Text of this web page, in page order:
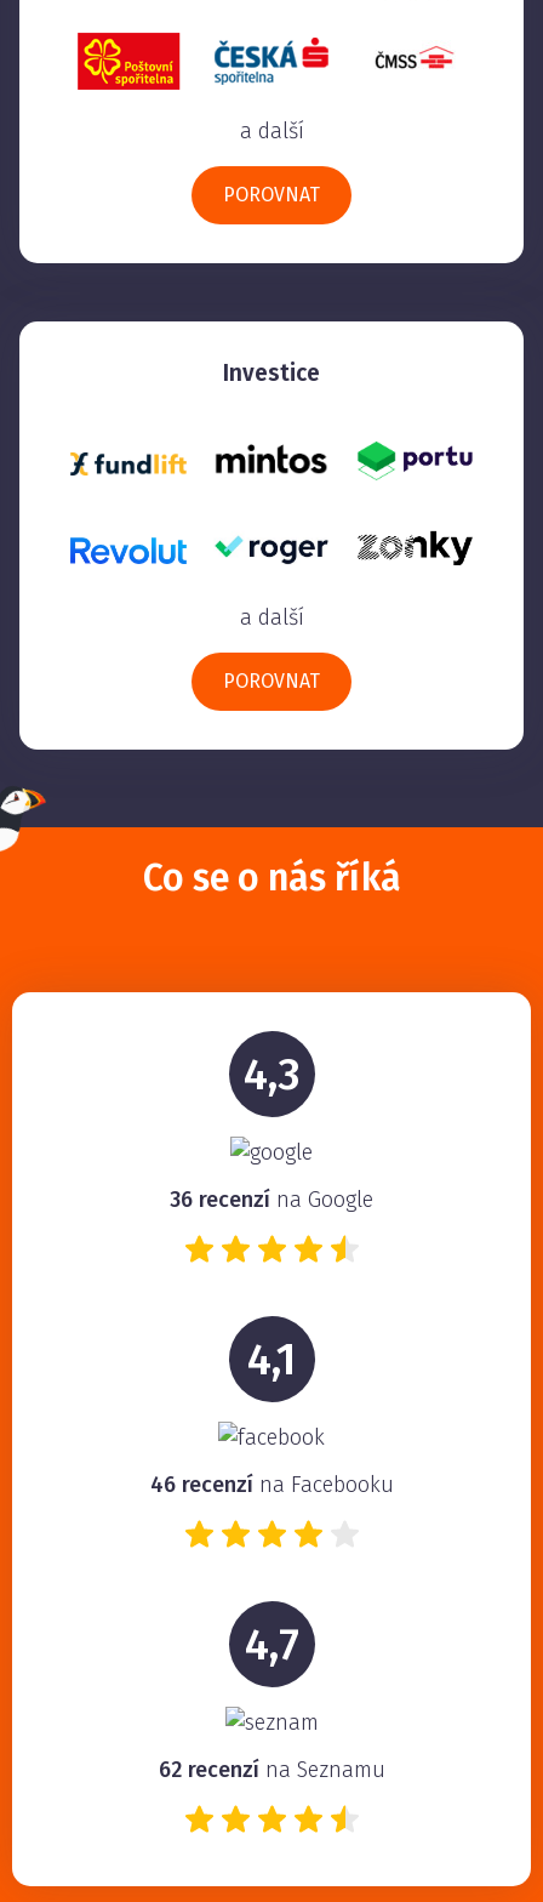
a další
POROVNAT
Investice
a další
POROVNAT
Co se o nás říká
4,3
36 recenzí na Google
4,1
46 recenzína Facebooku
4,7
62 recenzína Seznamu